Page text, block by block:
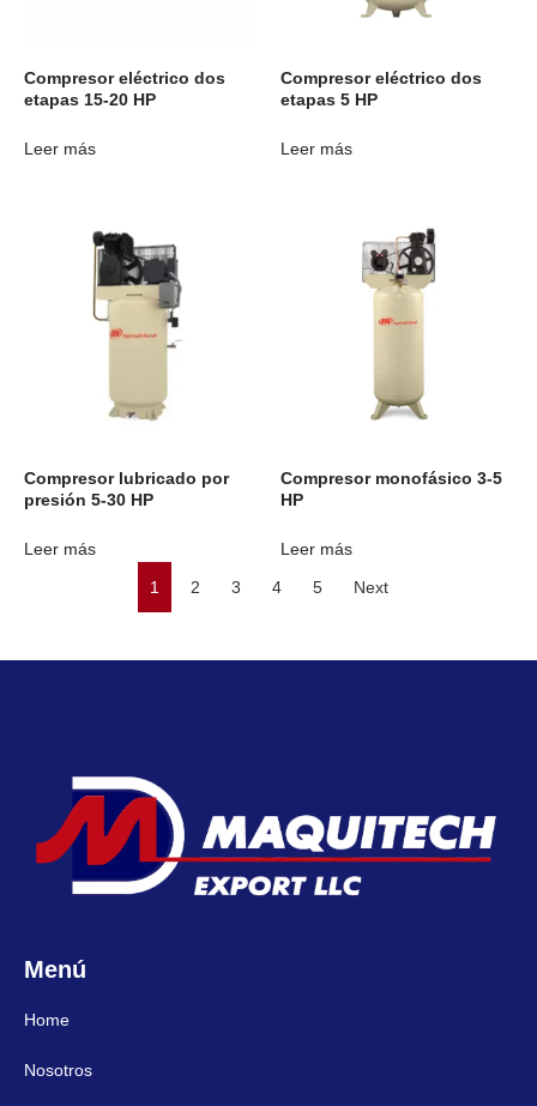
Compresor eléctrico dos
etapas 15-20 HP
Leer más
Compresor eléctrico dos
etapas 5 HP
Leer más
Compresor lubricado por
presión 5-30 HP
Leer más
Compresor monofásico 3-5
HP
Leer más
1
2 3 4 5 Next
Menú
Home
Nosotros